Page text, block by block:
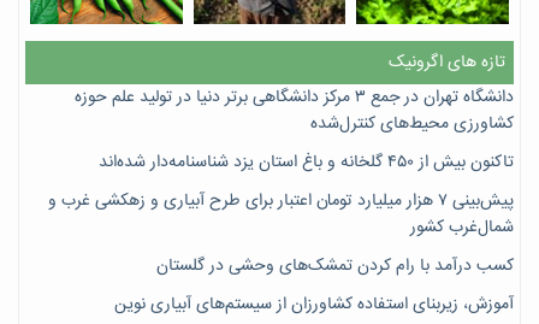
تازه های اگرونیک
دانشگاه تهران در جمع ۳ مرکز دانشگاهی برتر دنیا در تولید علم حوزه
کشاورزی محیط‌های کنترل‌شده
تاکنون بیش از ۴۵۰ گلخانه و باغ استان یزد شناسنامه‌دار شده‌اند
پیش‌بینی ۷‌ هزار میلیارد تومان اعتبار برای طرح آبیاری و زهکشی غرب و
شمال‌غرب کشور
کسب درآمد با رام کردن تمشک‌های وحشی در گلستان
آموزش، زیربنای استفاده کشاورزان از سیستم‌های آبیاری نوین